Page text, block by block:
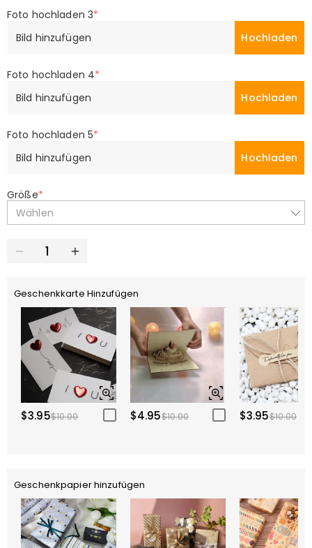
Foto hochladen 3*
Bild hinzufügen
Hochladen
Foto hochladen 4*
Bild hinzufügen
Hochladen
Foto hochladen 5*
Bild hinzufügen
Hochladen
Größe*
Wählen
Geschenkkarte Hinzufügen
$3.95$10.00 $4.95$10.00 $3.95$10.00
Geschenkpapier hinzufügen